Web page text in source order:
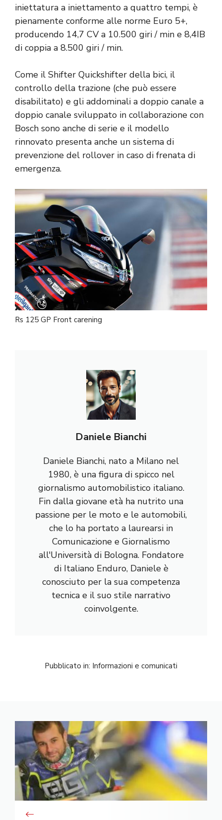
iniettatura a iniettamento a quattro tempi, è
pienamente conforme alle norme Euro 5+,
producendo 14,7 CV a 10.500 giri / min e 8,4IB
di coppia a 8.500 giri / min.
Come il Shifter Quickshifter della bici, il
controllo della trazione (che può essere
disabilitato) e gli addominali a doppio canale a
doppio canale sviluppato in collaborazione con
Bosch sono anche di serie e il modello
rinnovato presenta anche un sistema di
prevenzione del rollover in caso di frenata di
emergenza.
Rs 125 GP Front carening
Daniele Bianchi
Daniele Bianchi, nato a Milano nel
1980, è una figura di spicco nel
giornalismo automobilistico italiano.
Fin dalla giovane età ha nutrito una
passione per le moto e le automobili,
che lo ha portato a laurearsi in
Comunicazione e Giornalismo
all'Università di Bologna. Fondatore
di Italiano Enduro, Daniele è
conosciuto per la sua competenza
tecnica e il suo stile narrativo
coinvolgente.
Pubblicato in: Informazioni e comunicati